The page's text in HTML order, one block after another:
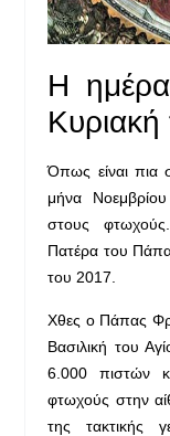
H
Όπως είναι πια
μήνα
στους
Πατέρα του
του 2017.
Χθες ο Πάπας
Βασιλική του
6.000 πιστών
φτωχούς στην
της τακτικής